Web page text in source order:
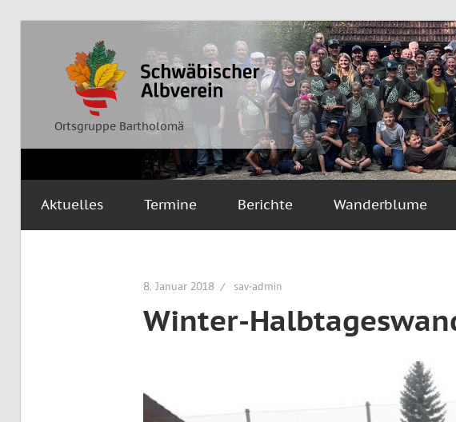
springen
Ortsgruppe Bartholomä
Schwäbischer
Albverein
Ortsgruppe
Bartholomä
Aktuelles Termine Berichte Wanderblume
8. Januar 2018 sav-admin
Winter-